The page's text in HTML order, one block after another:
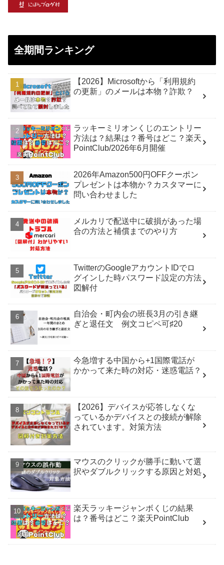
全期間ランキング
【2026】Microsoftから「利用規約
の更新」のメールは本物？詐欺？
ラッキーミリオンくじのエントリー
方法は？結果は？番号はどこ？楽天
PointClub/2026年6月開催
2026年Amazon500円OFFクーポン
プレゼントは本物か？カスタマーに
問い合わせました
メルカリで配送中に破損があった場
合の方法と補償までのやり方
TwitterのGoogleアカウントIDでロ
グインした時パスワード設定の方法
図解付
自治会・町内会の班長3月の引き継
ぎと退任文 例文コピペ可♯20
今急増する中国から+1国際電話が
かかって来た時の対応・迷惑電話？
【2026】デバイスが応答しなくな
っているかデバイスとの接続が解除
されています。対策方法
マウスのクリックが勝手に動いて選
択やダブルクリックする原因と対処
楽天ラッキージャンボくじの結果
は？番号はどこ？楽天PointClub